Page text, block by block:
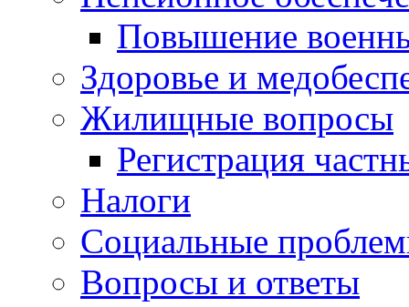
Повышение
Здоровье и
Жилищные вопросы
Регистрация
Налоги
Социальные
Вопросы и ответы